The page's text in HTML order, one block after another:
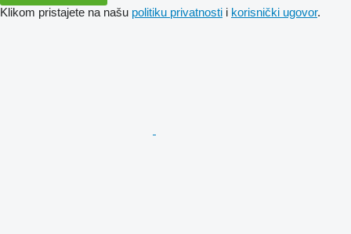
Klikom pristajete na našu politiku privatnosti i korisnički ugovor.